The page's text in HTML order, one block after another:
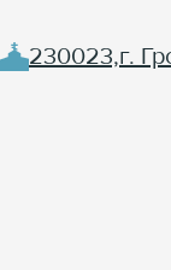
230023,г.